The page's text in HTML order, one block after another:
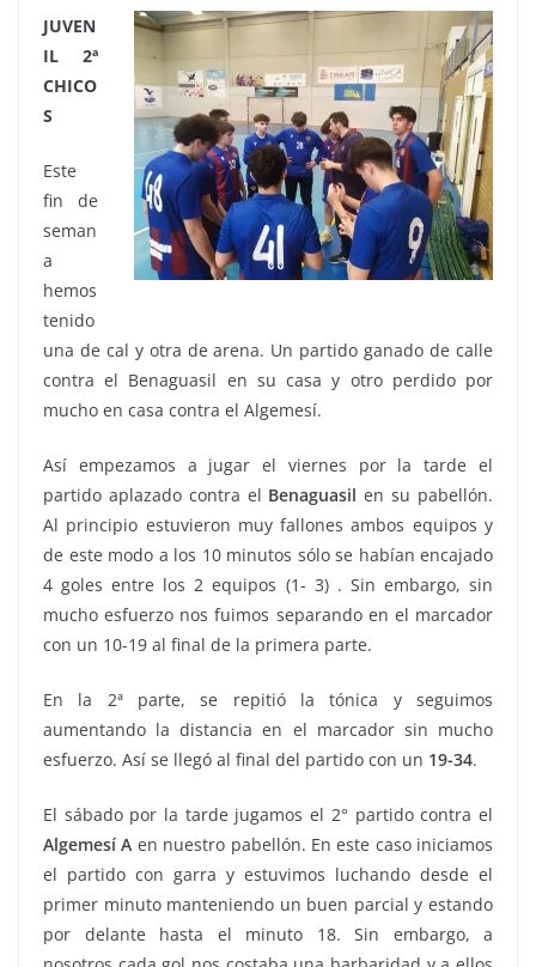
JUVEN
IL 2ª
CHICO
S
Este
fin de
seman
a
hemos
tenido
una de cal y otra de arena. Un partido ganado de calle
contra el Benaguasil en su casa y otro perdido por
mucho en casa contra el Algemesí.
Así empezamos a jugar el viernes por la tarde el
partido aplazado contra el Benaguasil en su pabellón.
Al principio estuvieron muy fallones ambos equipos y
de este modo a los 10 minutos sólo se habían encajado
4 goles entre los 2 equipos (1- 3) . Sin embargo, sin
mucho esfuerzo nos fuimos separando en el marcador
con un 10-19 al final de la primera parte.
En la 2ª parte, se repitió la tónica y seguimos
aumentando la distancia en el marcador sin mucho
esfuerzo. Así se llegó al final del partido con un 19-34.
El sábado por la tarde jugamos el 2° partido contra el
Algemesí A en nuestro pabellón. En este caso iniciamos
el partido con garra y estuvimos luchando desde el
primer minuto manteniendo un buen parcial y estando
por delante hasta el minuto 18. Sin embargo, a